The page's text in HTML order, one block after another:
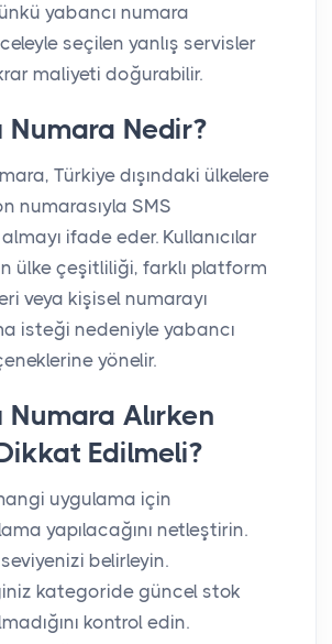
yabancı numara
seçilen yanlış servisler
maliyeti doğurabilir.
Numara Nedir?
Türkiye dışındaki ülkelere
numarasıyla SMS
ifade eder. Kullanıcılar
ülke çeşitliliği, farklı platform
veya kişisel numarayı
isteği nedeniyle yabancı
yönelir.
Numara Alırken
Edilmeli?
uygulama için
yapılacağını netleştirin.
belirleyin.
kategoride güncel stok
kontrol edin.